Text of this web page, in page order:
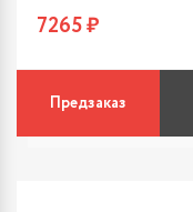
7265 ₽
Предзаказ